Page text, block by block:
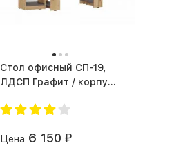
Cтол офисный СП-19,
ЛДСП Графит / корпус
Цена 6 150 ₽